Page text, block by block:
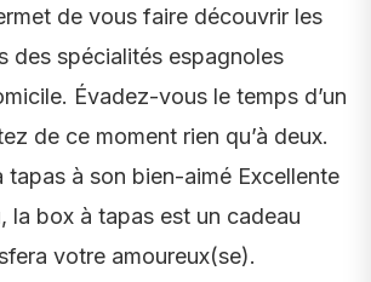
de vous faire découvrir les
des spécialités espagnoles
Évadez-vous le temps d’un
de ce moment rien qu’à deux.
tapas à son bien-aimé Excellente
la box à tapas est un cadeau
votre amoureux(se).